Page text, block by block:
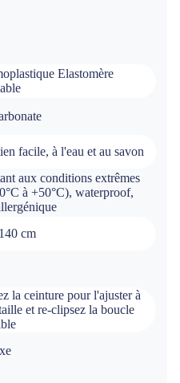
Elastomère
facile, à l'eau et au savon
aux conditions extrêmes
à +50°C), waterproof,
cm
la ceinture pour l'ajuster à
et re-clipsez la boucle